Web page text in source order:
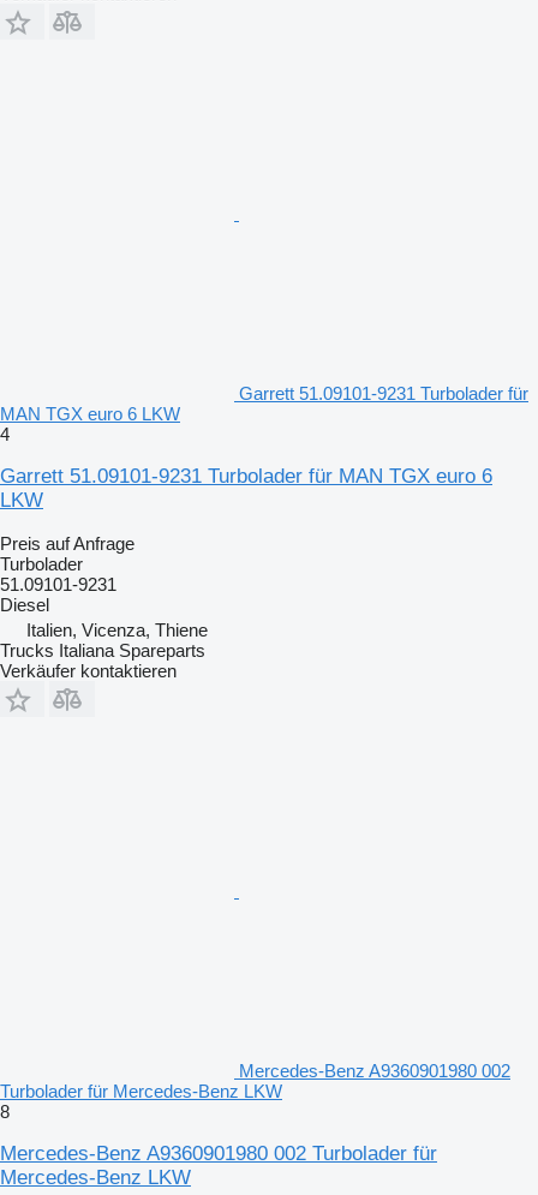
Garrett 51.09101-9231 Turbolader für
MAN TGX euro 6 LKW
4
Garrett 51.09101-9231 Turbolader für MAN TGX euro 6
LKW
Preis auf Anfrage
Turbolader
51.09101-9231
Diesel
Italien, Vicenza, Thiene
Trucks Italiana Spareparts
Verkäufer kontaktieren
Mercedes-Benz A9360901980 002
Turbolader für Mercedes-Benz LKW
8
Mercedes-Benz A9360901980 002 Turbolader für
Mercedes-Benz LKW